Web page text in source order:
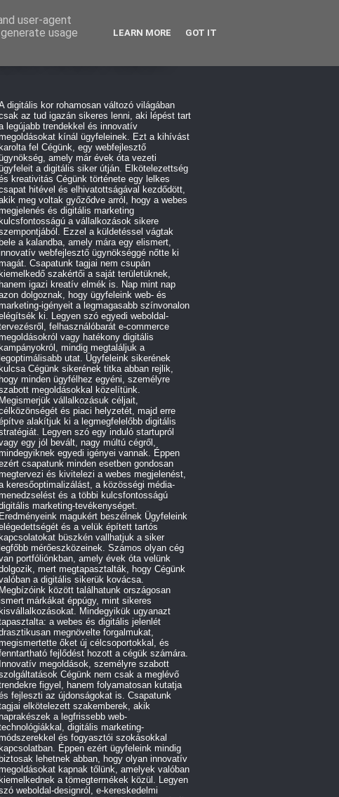
SEO
digitális kor rohamosan változó világában
az tud igazán sikeres lenni, aki lépést tart
legújabb trendekkel és innovatív
megoldásokat kínál ügyfeleinek. Ezt a kihívást
karolta fel Cégünk, egy webfejlesztő
amely már évek óta vezeti
a digitális siker útján. Elkötelezettség
kreativitás Cégünk története egy lelkes
hitével és elhivatottságával kezdődött,
meg voltak győződve arról, hogy a webes
megjelenés és digitális marketing
kulcsfontosságú a vállalkozások sikere
Ezzel a küldetéssel vágtak
bele a kalandba, amely mára egy elismert,
webfejlesztő ügynökséggé nőtte ki
magát. Csapatunk tagjai nem csupán
kiemelkedő szakértői a saját területüknek,
hanem igazi kreatív elmék is. Nap mint nap
dolgoznak, hogy ügyfeleink web- és
marketing-igényeit a legmagasabb színvonalon
ki. Legyen szó egyedi weboldal-
felhasználóbarát e-commerce
megoldásokról vagy hatékony digitális
kampányokról, mindig megtaláljuk a
legoptimálisabb utat. Ügyfeleink sikerének
kulcsa Cégünk sikerének titka abban rejlik,
hogy minden ügyfélhez egyéni, személyre
megoldásokkal közelítünk.
Megismerjük vállalkozásuk céljait,
és piaci helyzetét, majd erre
alakítjuk ki a legmegfelelőbb digitális
Legyen szó egy induló startupról
egy jól bevált, nagy múltú cégről,
mindegyiknek egyedi igényei vannak. Éppen
csapatunk minden esetben gondosan
megtervezi és kivitelezi a webes megjelenést,
keresőoptimalizálást, a közösségi média-
menedzselést és a többi kulcsfontosságú
marketing-tevékenységet.
Eredményeink magukért beszélnek Ügyfeleink
és a velük épített tartós
kapcsolatokat büszkén vallhatjuk a siker
legfőbb mérőeszközeinek. Számos olyan cég
portfóliónkban, amely évek óta velünk
mert megtapasztalták, hogy Cégünk
a digitális sikerük kovácsa.
Megbízóink között találhatunk országosan
márkákat éppúgy, mint sikeres
kisvállalkozásokat. Mindegyikük ugyanazt
a webes és digitális jelenlét
megnövelte forgalmukat,
megismertette őket új célcsoportokkal, és
fejlődést hozott a cégük számára.
Innovatív megoldások, személyre szabott
Cégünk nem csak a meglévő
figyel, hanem folyamatosan kutatja
fejleszti az újdonságokat is. Csapatunk
elkötelezett szakemberek, akik
naprakészek a legfrissebb web-
digitális marketing-
módszerekkel és fogyasztói szokásokkal
kapcsolatban. Éppen ezért ügyfeleink mindig
biztosak lehetnek abban, hogy olyan innovatív
megoldásokat kapnak tőlünk, amelyek valóban
kiemelkednek a tömegtermékek közül. Legyen
weboldal-designról, e-kereskedelmi
user-agent
usage
LEARN MORE GOT IT